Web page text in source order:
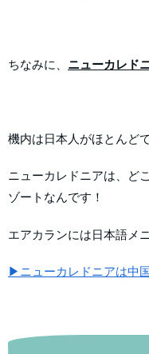
ちなみに、 ニューカレド
機内は日本人がほとんどで
ニューカレドニアは、ど
ゾートなんです！
エアカランには日本語メ
▶ニューカレドニアは中